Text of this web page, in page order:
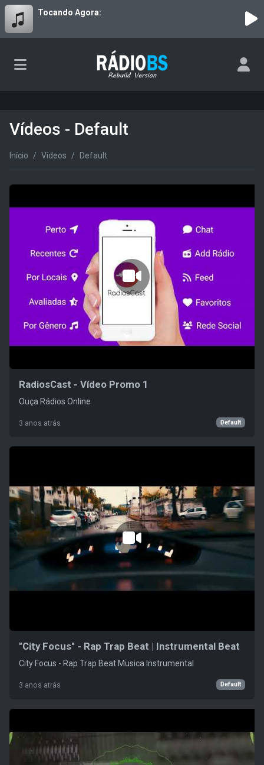
Tocando Agora:
Vídeos - Default
Início Vídeos Default
RadiosCast - Vídeo Promo 1
Ouça Rádios Online
3 anos atrás Default
"City Focus" - Rap Trap Beat | Instrumental Beat
City Focus - Rap Trap Beat Musica Instrumental
3 anos atrás Default